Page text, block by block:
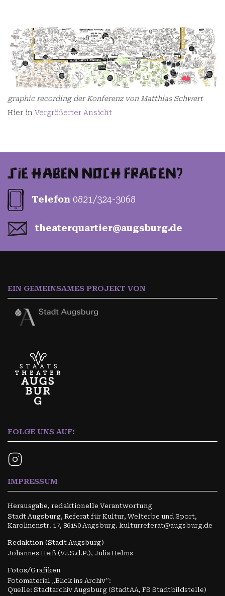
graphic recording der Konferenz von Matthias Schwert
Hier in Vergrößerter Ansicht
Telefon 0821/324-3068
theater­quartier­@augs­burg.de
EIN GEMEINSAMES PROJEKT VON
FOLGE UNS AUF:
IMPRESSUM
Herausgabe, redaktionelle Verantwortung
Stadt Augsburg, Referat für Kultur, Welterbe und Sport,
Karolinenstr. 17, 86150 Augsburg. kulturreferat@augsburg.de
Redaktion (Stadt Augsburg)
Johannes Heiß (V.i.S.d.P.), Julia Helms
Fotos/Grafiken
Fotomaterial „Blick ins Archiv”:
Quelle: Stadtarchiv Augsburg (StadtAA, FS Stadtbildstelle)